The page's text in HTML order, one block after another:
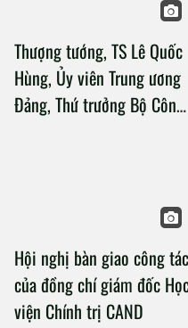
Thượng tướng, TS Lê Quốc
Hùng, Ủy viên Trung ương
Đảng, Thứ trưởng Bộ Công
Hội nghị bàn giao công tác
của đồng chí giám đốc
viện Chính trị CAND